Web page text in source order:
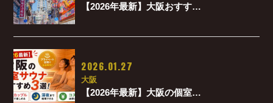
【2026年最新】大阪おすす…
2026.01.27
大阪
【2026年最新】大阪の個室…